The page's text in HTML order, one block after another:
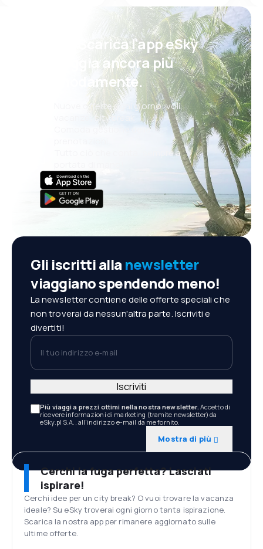
Psst! Scarica l'app eSky
e viaggia ancora più
comodamente.
Nuove offerte ogni giorno: voli,
vacanze, city break
Comoda gestione delle
Tutto ciò che conta, sempre a
Gli iscritti alla newsletter
viaggiano spendendo meno!
La newsletter contiene delle offerte speciali che
non troverai da nessun'altra parte. Iscriviti e
divertiti!
Il tuo indirizzo e-mail
Più viaggi a prezzi ottimi nella nostra newsletter. Accetto di
ricevere informazioni di marketing (tramite newsletter) da
eSky.pl S.A., all'indirizzo e-mail da me fornito.
Mostra di più
Iscriviti
Cerchi la fuga perfetta? Lasciati
ispirare!
Cerchi idee per un city break? O vuoi trovare la vacanza
ideale? Su eSky troverai ogni giorno tanta ispirazione.
Scarica la nostra app per rimanere aggiornato sulle
ultime offerte.